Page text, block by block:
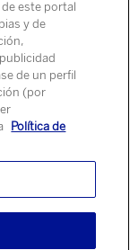
2026
este portal
y de
de un perfil
(por
Política de